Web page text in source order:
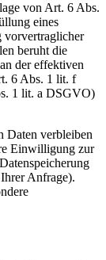
von Art. 6 Abs.
eines
vorvertraglicher
beruht die
der effektiven
6 Abs. 1 lit. f
1 lit. a DSGVO)
Daten verbleiben
Einwilligung zur
Anfrage).